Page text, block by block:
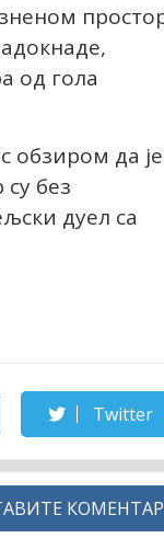
од гола
обзиром да је
без
дуел са
Twitter
КОМЕНТАР